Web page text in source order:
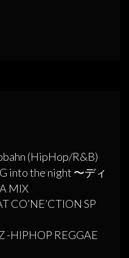
(HipHop/R&B)
into the night 〜ディ
MIX
CO’NE’CTION SP
-HIPHOP REGGAE